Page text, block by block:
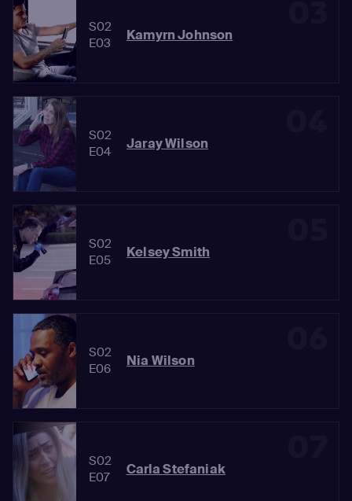
S02
E03
Kamyrn Johnson
S02
E04
Jaray Wilson
S02
E05
Kelsey Smith
S02
E06
Nia Wilson
S02
E07
Carla Stefaniak